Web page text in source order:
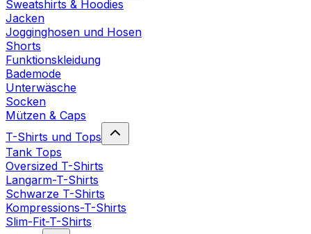
Sweatshirts & Hoodies
Jacken
Jogginghosen und Hosen
Shorts
Funktionskleidung
Bademode
Unterwäsche
Socken
Mützen & Caps
T-Shirts und Tops
Tank Tops
Oversized T-Shirts
Langarm-T-Shirts
Schwarze T-Shirts
Kompressions-T-Shirts
Slim-Fit-T-Shirts